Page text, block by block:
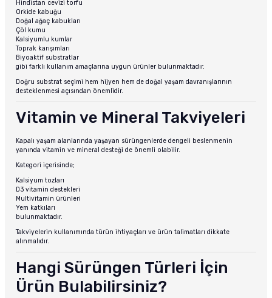
Hindistan cevizi torfu
Orkide kabuğu
Doğal ağaç kabukları
Çöl kumu
Kalsiyumlu kumlar
Toprak karışımları
Biyoaktif substratlar
gibi farklı kullanım amaçlarına uygun ürünler bulunmaktadır.
Doğru substrat seçimi hem hijyen hem de doğal yaşam davranışlarının
desteklenmesi açısından önemlidir.
Vitamin ve Mineral Takviyeleri
Kapalı yaşam alanlarında yaşayan sürüngenlerde dengeli beslenmenin
yanında vitamin ve mineral desteği de önemli olabilir.
Kategori içerisinde;
Kalsiyum tozları
D3 vitamin destekleri
Multivitamin ürünleri
Yem katkıları
bulunmaktadır.
Takviyelerin kullanımında türün ihtiyaçları ve ürün talimatları dikkate
alınmalıdır.
Hangi Sürüngen Türleri İçin
Ürün Bulabilirsiniz?